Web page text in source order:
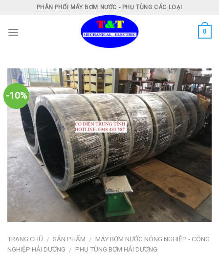
content
PHÂN PHỐI MÁY BƠM NƯỚC - PHỤ TÙNG CÁC LOẠI
0
-10%
TRANG CHỦ / SẢN PHẨM / MÁY BƠM NƯỚC NÔNG NGHIỆP - CÔNG
NGHIỆP HẢI DƯƠNG / PHỤ TÙNG BƠM HẢI DƯƠNG